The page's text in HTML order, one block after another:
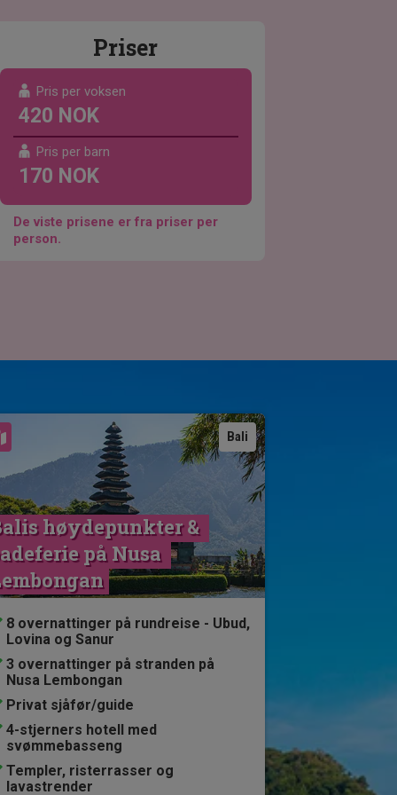
Priser
Pris per voksen
420 NOK
Pris per barn
170 NOK
De viste prisene er fra priser per
person.
Bali
høydepunkter &
på Nusa
8 overnattinger på rundreise - Ubud,
Lovina og Sanur
3 overnattinger på stranden på
Nusa Lembongan
Privat sjåfør/guide
4-stjerners hotell med
svømmebasseng
Templer, risterrasser og
lavastrender